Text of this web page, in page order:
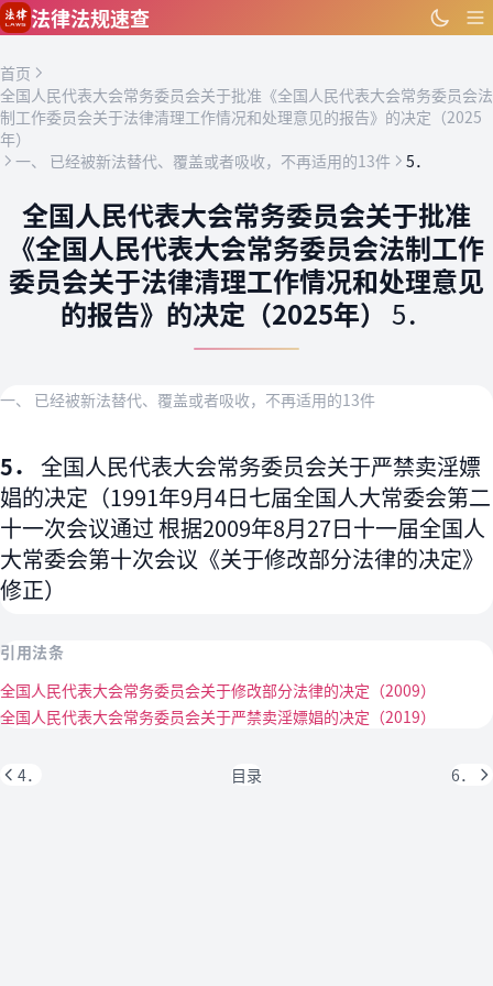
跳到主要内容
法律法规速查
首页
全国人民代表大会常务委员会关于批准《全国人民代表大会常务委员会法
制工作委员会关于法律清理工作情况和处理意见的报告》的决定（2025
年）
一、 已经被新法替代、覆盖或者吸收，不再适用的13件
5．
全国人民代表大会常务委员会关于批准
《全国人民代表大会常务委员会法制工作
委员会关于法律清理工作情况和处理意见
的报告》的决定（2025年） 5．
一、 已经被新法替代、覆盖或者吸收，不再适用的13件
5． 全国人民代表大会常务委员会关于严禁卖淫嫖
娼的决定（1991年9月4日七届全国人大常委会第二
十一次会议通过 根据2009年8月27日十一届全国人
大常委会第十次会议《关于修改部分法律的决定》
修正）
引用法条
全国人民代表大会常务委员会关于修改部分法律的决定（2009）
全国人民代表大会常务委员会关于严禁卖淫嫖娼的决定（2019）
4． 目录 6．